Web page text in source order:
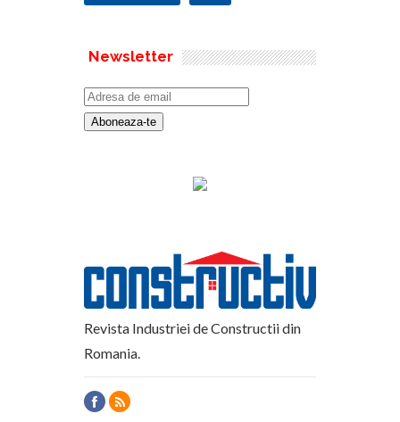
Newsletter
Revista Industriei de Constructii din
Romania.